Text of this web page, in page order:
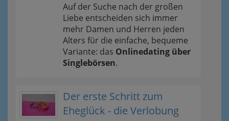
Auf der Suche nach der großen
Liebe entscheiden sich immer
mehr Damen und Herren jeden
Alters für die einfache, bequeme
Variante: das Onlinedating über
Singlebörsen.
Der erste Schritt zum
Eheglück - die Verlobung